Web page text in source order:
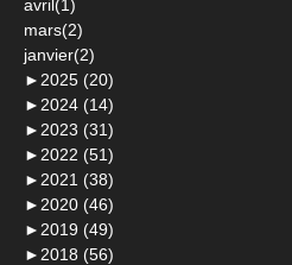
avril(1)
mars(2)
janvier(2)
► 2025 (20)
► 2024 (14)
► 2023 (31)
► 2022 (51)
► 2021 (38)
► 2020 (46)
► 2019 (49)
► 2018 (56)